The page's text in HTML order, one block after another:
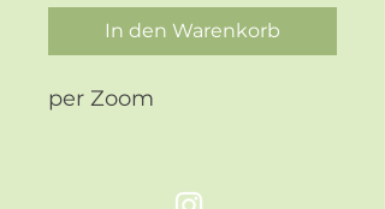
In den Warenkorb
per Zoom